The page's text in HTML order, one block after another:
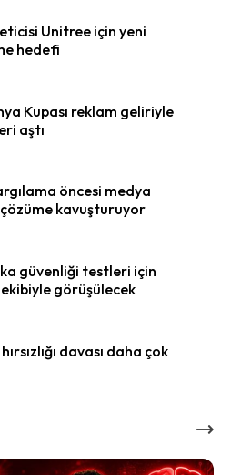
Unitree için yeni
hedefi
Kupası reklam geliriyle
aştı
öncesi medya
çözüme kavuşturuyor
güvenliği testleri için
ekibiyle görüşülecek
davası daha çok